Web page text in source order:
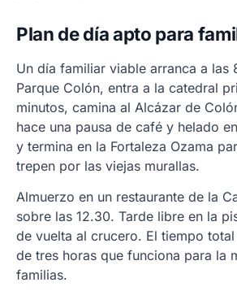
Plan de día apto para
Un día familiar viable arranca a las
Parque Colón, entra a la catedral
minutos, camina al Alcázar de
hace una pausa de café y helado
y termina en la Fortaleza Ozama
trepen por las viejas murallas.
Almuerzo en un restaurante de la
sobre las 12.30. Tarde libre en la
de vuelta al crucero. El tiempo
de tres horas que funciona para la
familias.